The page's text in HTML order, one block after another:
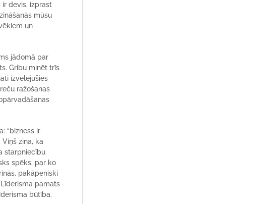
ir devis, izprast
mūsu
un
jādomā par
Gribu minēt trīs
izvēlējušies
ražošanas
“bizness ir
zina, ka
starpniecību.
spēks, par ko
pakāpeniski
pamats
būtība.